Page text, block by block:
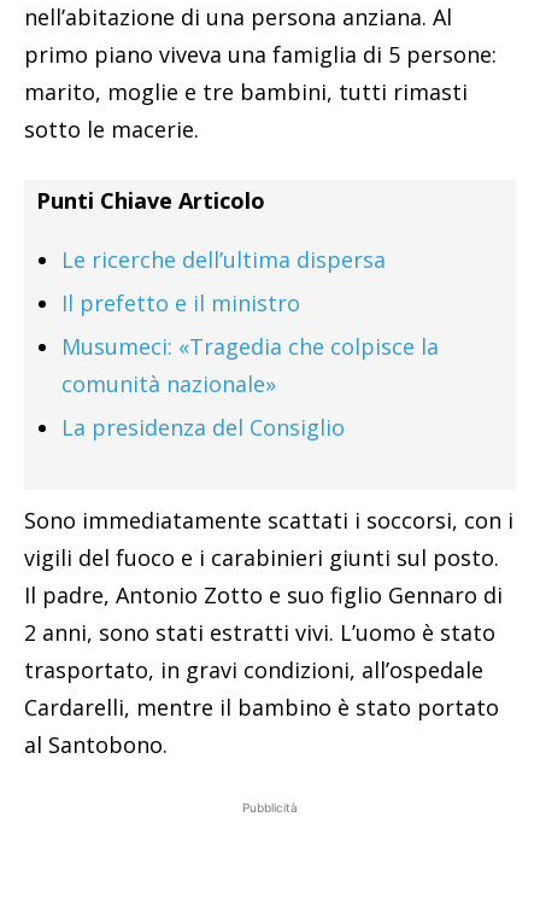
nell’abitazione di una persona anziana. Al
primo piano viveva una famiglia di 5 persone:
marito, moglie e tre bambini, tutti rimasti
sotto le macerie.
Punti Chiave Articolo
Le ricerche dell’ultima dispersa
Il prefetto e il ministro
Musumeci: «Tragedia che colpisce la
comunità nazionale»
La presidenza del Consiglio
Sono immediatamente scattati i soccorsi, con i
vigili del fuoco e i carabinieri giunti sul posto.
Il padre, Antonio Zotto e suo figlio Gennaro di
2 anni, sono stati estratti vivi. L’uomo è stato
trasportato, in gravi condizioni, all’ospedale
Cardarelli, mentre il bambino è stato portato
al Santobono.
Pubblicità